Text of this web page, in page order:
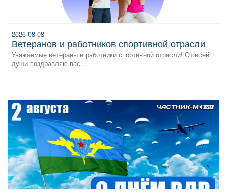
2026-08-08
Ветеранов и работников спортивной отрасли
Уважаемые ветераны и работники спортивной отрасли! От всей
души поздравляю вас...